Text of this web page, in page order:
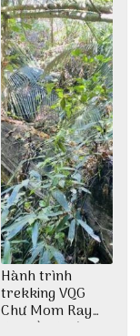
Hành trình
trekking VQG
Chư Mom Ray
tìm về núi rừng